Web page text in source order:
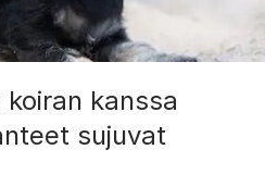
kanssa
sujuvat